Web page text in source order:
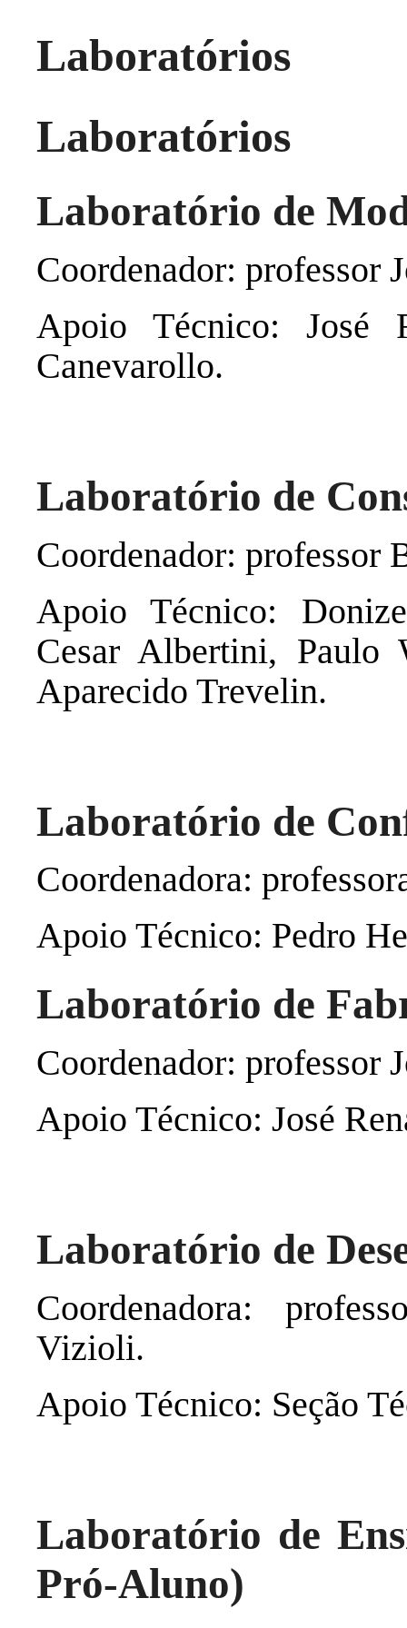
Laboratórios
Laboratórios
Laboratório de
Coordenador: professor
Apoio Técnico: José
Canevarollo.
Laboratório de
Coordenador: professor
Apoio Técnico:
Cesar Albertini, Paulo
Aparecido Trevelin.
Laboratório de
Coordenadora:
Apoio Técnico: Pedro
Laboratório de
Coordenador: professor
Apoio Técnico: José
Laboratório de
Coordenadora:
Vizioli.
Apoio Técnico: Seção
Laboratório de
Pró-Aluno)